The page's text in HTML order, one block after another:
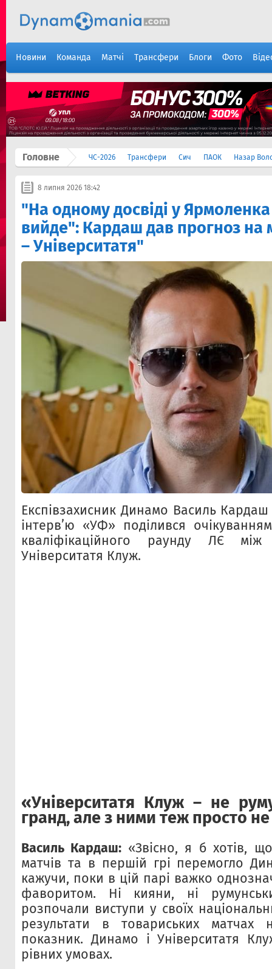
Новини Команда Матчі Трансфери Блоги Фото
Головне ЧС-2026 Трансфери Сич ПАОК Назар
8 липня 2026 18:42
"На одному досвіді у Ярмоленка
вийде": Кардаш дав прогноз
– Університатя"
Експівзахисник Динамо Василь
інтерв’ю «УФ» поділився
кваліфікаційного раунду ЛЄ між
Університатя Клуж.
«Університатя Клуж – не
гранд, але з ними теж просто
Василь Кардаш: «Звісно, я б хотів,
матчів та в першій грі перемогло
кажучи, поки в цій парі важко
фаворитом. Ні кияни, ні
розпочали виступи у своїх
результати в товариських
показник. Динамо і Університатя
рівних умовах.